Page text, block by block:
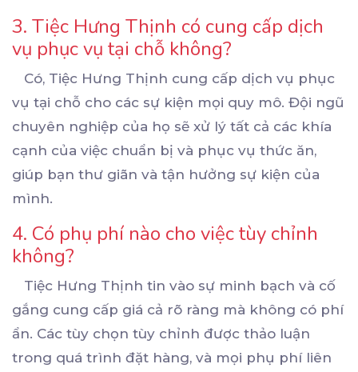
3. Tiệc Hưng Thịnh có cung cấp dịch
vụ phục vụ tại chỗ không?
Có, Tiệc Hưng Thịnh cung cấp dịch vụ phục
vụ tại chỗ cho các sự kiện mọi quy mô. Đội ngũ
chuyên nghiệp của họ sẽ xử lý tất cả các khía
cạnh của việc chuẩn bị và phục vụ thức ăn,
giúp bạn thư giãn và tận hưởng sự kiện của
mình.
4. Có phụ phí nào cho việc tùy chỉnh
không?
Tiệc Hưng Thịnh tin vào sự minh bạch và cố
gắng cung cấp giá cả rõ ràng mà không có phí
ẩn. Các tùy chọn tùy chỉnh được thảo luận
trong quá trình đặt hàng, và mọi phụ phí liên